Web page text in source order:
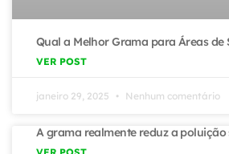
Qual a Melhor Grama para Áreas de
VER POST
janeiro 29, 2025 Nenhum comentário
A grama realmente reduz a poluição